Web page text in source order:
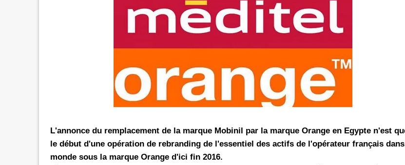
L'annonce du remplacement de la marque Mobinil par la marque Orange en Egypte n'est
le début d'une opération de rebranding de l'essentiel des actifs de l'opérateur français
monde sous la marque Orange d'ici fin 2016.
d'une offre promotionnelle qui
24 mars 2026, les clients prépayés
peuvent désormais bénéficier
Promotion inwi: L'illimité vers les réseaux sociaux
avec *6
certains réseaux sociaux. A 5 Dh, le client aura
droit à 100 Mo valables vers WhatsApp,
Facebook, Twitter, Instagram et Snapchat voire
Promotion Orange Maroc: Recharge
Internet
pour toute recharge de 30 Dh ou plus.
Orange offre, suite à n'importe quelle